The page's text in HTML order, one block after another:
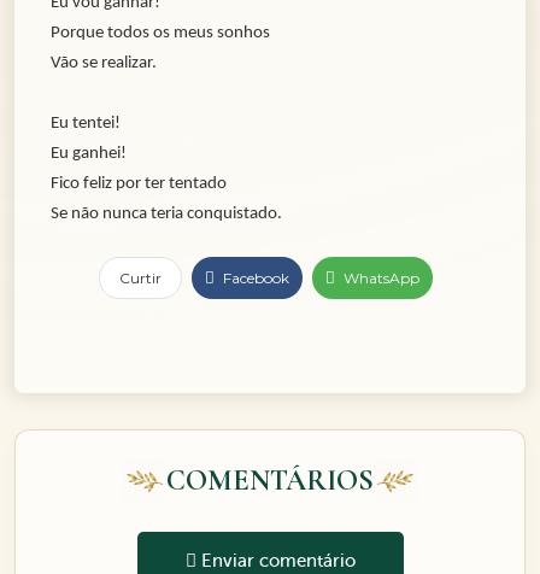
Porque todos os meus sonhos
Vão se realizar.
Eu tentei!
Eu ganhei!
Fico feliz por ter tentado
Se não nunca teria conquistado.
Curtir Facebook WhatsApp
COMENTÁRIOS
Enviar comentário